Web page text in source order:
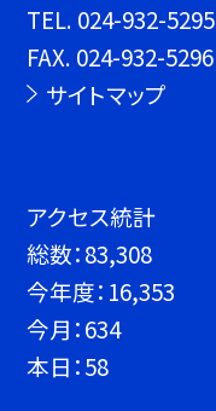
TEL. 024-932-5295
FAX. 024-932-5296
サイトマップ
アクセス統計
総数：83,308
今年度： 16,353
今月：634
本日：58